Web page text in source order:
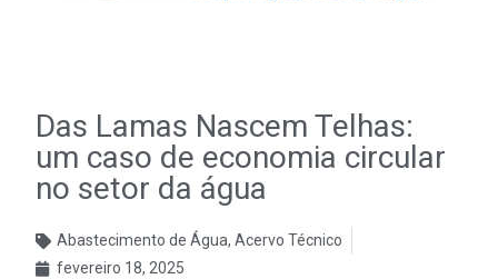
Das Lamas Nascem Telhas:
um caso de economia circular
no setor da água
Abastecimento de Água,Acervo Técnico
fevereiro 18, 2025